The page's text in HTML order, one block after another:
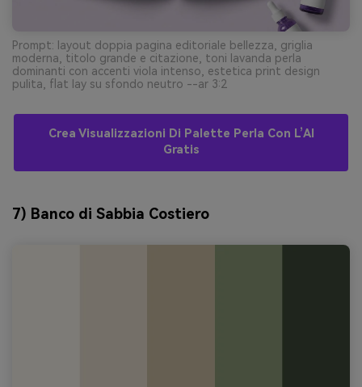
Prompt: layout doppia pagina editoriale bellezza, griglia
moderna, titolo grande e citazione, toni lavanda perla
dominanti con accenti viola intenso, estetica print design
pulita, flat lay su sfondo neutro --ar 3:2
Crea Visualizzazioni Di Palette Perla Con L’AI
Gratis
7) Banco di Sabbia Costiero